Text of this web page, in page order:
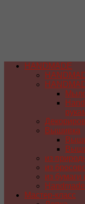
HANDMADE
Вышивка
из
из
из бумаги
Мастер-класс